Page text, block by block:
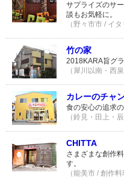
サプライズのサ
談もお気軽に。
（野々市市 / イ
竹の家
2018KARA旨グ
（犀川以南・西
カレーのチャ
食の安心の追求
（鈴見・田上・
CHITTA
さまざまな創作
す。
（能美市 / 創作